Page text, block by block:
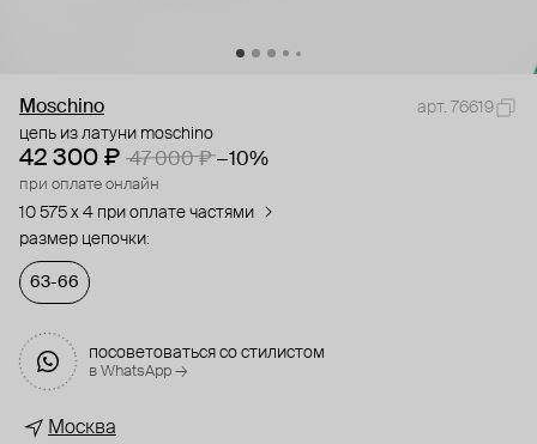
Moschino
арт. 76619
цепь из латуни moschino
42 300 ₽ 47 000 ₽ −10%
при оплате онлайн
10 575 x 4 при оплате частями
размер цепочки:
63-66
посоветоваться со стилистом
в WhatsApp →
Москва